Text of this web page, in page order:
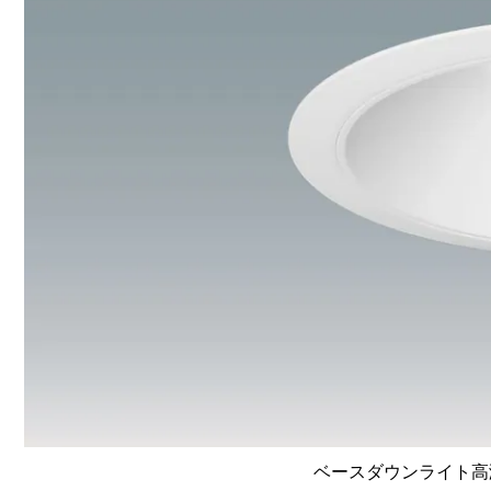
ベースダウンライト